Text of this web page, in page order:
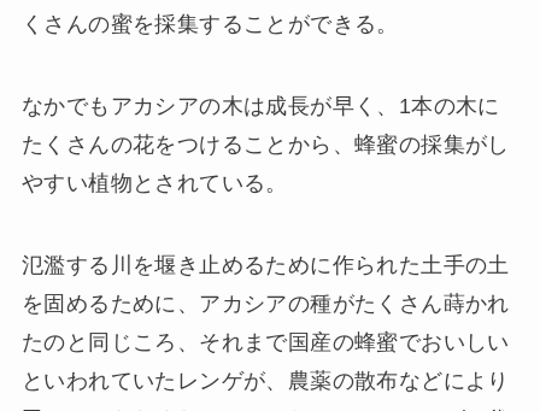
くさんの蜜を採集することができる。
なかでもアカシアの木は成長が早く、1本の木に
たくさんの花をつけることから、蜂蜜の採集がし
やすい植物とされている。
氾濫する川を堰き止めるために作られた土手の土
を固めるために、アカシアの種がたくさん蒔かれ
たのと同じころ、それまで国産の蜂蜜でおいしい
といわれていたレンゲが、農薬の散布などにより